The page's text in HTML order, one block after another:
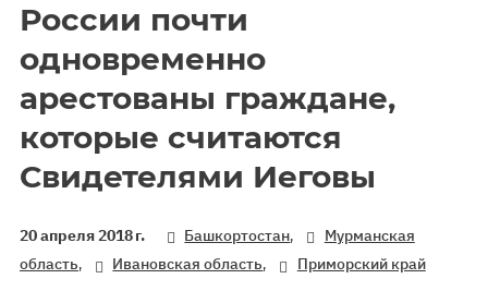
России почти
одновременно
арестованы граждане,
которые считаются
Свидетелями Иеговы
20 апреля 2018 г. Башкортостан,
Мурманская
область, Ивановская область, Приморский край